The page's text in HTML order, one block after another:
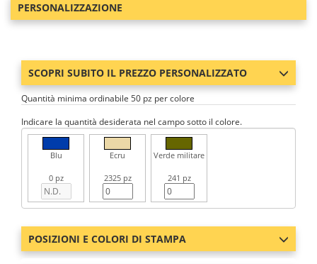
PERSONALIZZAZIONE
SCOPRI SUBITO IL PREZZO PERSONALIZZATO
Quantità minima ordinabile 50 pz per colore
Indicare la quantità desiderata nel campo sotto il colore.
Blu
0 pz
Ecru
2325 pz
Verde militare
241 pz
POSIZIONI E COLORI DI STAMPA